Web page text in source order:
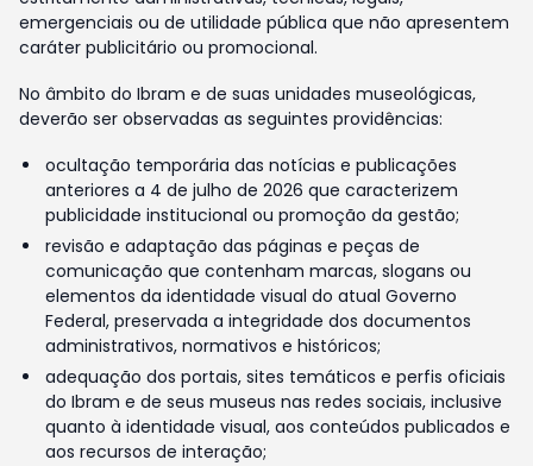
emergenciais ou de utilidade pública que não apresentem
caráter publicitário ou promocional.
No âmbito do Ibram e de suas unidades museológicas,
deverão ser observadas as seguintes providências:
ocultação temporária das notícias e publicações
anteriores a 4 de julho de 2026 que caracterizem
publicidade institucional ou promoção da gestão;
revisão e adaptação das páginas e peças de
comunicação que contenham marcas, slogans ou
elementos da identidade visual do atual Governo
Federal, preservada a integridade dos documentos
administrativos, normativos e históricos;
adequação dos portais, sites temáticos e perfis oficiais
do Ibram e de seus museus nas redes sociais, inclusive
quanto à identidade visual, aos conteúdos publicados e
aos recursos de interação;